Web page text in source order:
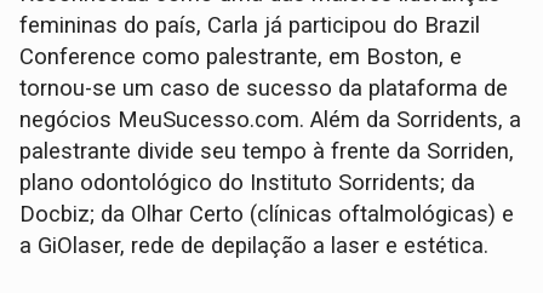
femininas do país, Carla já participou do Brazil
Conference como palestrante, em Boston, e
tornou-se um caso de sucesso da plataforma de
negócios MeuSucesso.com. Além da Sorridents, a
palestrante divide seu tempo à frente da Sorriden,
plano odontológico do Instituto Sorridents; da
Docbiz; da Olhar Certo (clínicas oftalmológicas) e
a GiOlaser, rede de depilação a laser e estética.